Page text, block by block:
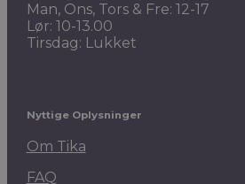
Man, Ons, Tors & Fre: 12-17
Lør: 10-13.00
Tirsdag: Lukket
Nyttige Oplysninger
Om Tika
FAQ